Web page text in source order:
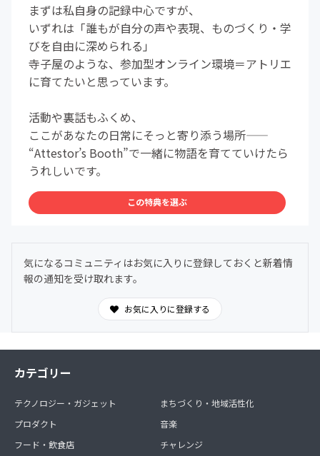
まずは私自身の記録中心ですが、
いずれは「誰もが自分の声や表現、ものづくり・学
びを自由に深められる」
寺子屋のような、参加型オンライン環境＝アトリエ
に育てたいと思っています。
活動や裏話もふくめ、
ここがあなたの日常にそっと寄り添う場所――
“Attestor’s Booth”で一緒に物語を育てていけたら
うれしいです。
この特典を選ぶ
気になるコミュニティはお気に入りに登録しておくと新着情
報の通知を受け取れます。
お気に入りに登録する
カテゴリー
テクノロジー・ガジェット
プロダクト
フード・飲食店
まちづくり・地域活性化
音楽
チャレンジ